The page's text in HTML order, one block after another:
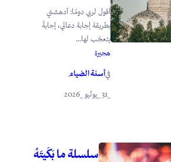
أقول لربي دومًا: أدهشني
بطريقة إجابة دعائي، إجابةً
يتعجّب لها...
هجيرة
فيأسنة الضياء.
سلسلة ما بَكَيتَهُ